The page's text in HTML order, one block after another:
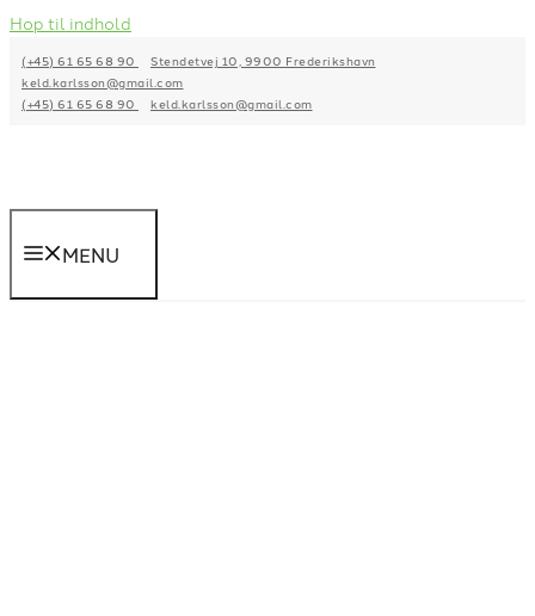
Hop til indhold
(+45) 61 65 68 90
Stendetvej 10, 9900 Frederikshavn
keld.karlsson@gmail.com
(+45) 61 65 68 90
keld.karlsson@gmail.com
MENU